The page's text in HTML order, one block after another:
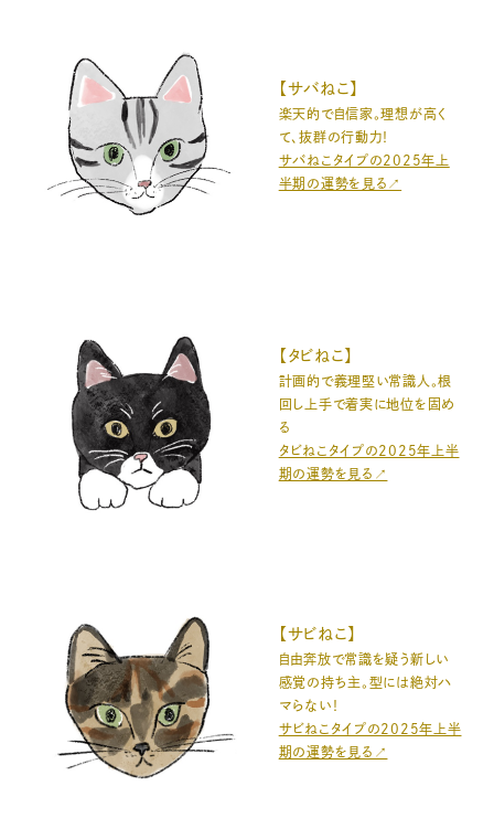
【サバねこ】
楽天的で自信家。理想が高く
て、抜群の行動力！
サバねこタイプの2025年上
半期の運勢を見る↗️
【タビねこ】
計画的で義理堅い常識人。根
回し上手で着実に地位を固め
る
タビねこタイプの2025年上半
期の運勢を見る↗️
【サビねこ】
自由奔放で常識を疑う新しい
感覚の持ち主。型には絶対ハ
マらない！
サビねこタイプの2025年上半
期の運勢を見る↗️